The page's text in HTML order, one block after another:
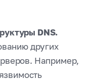
DNS.
других
Например,